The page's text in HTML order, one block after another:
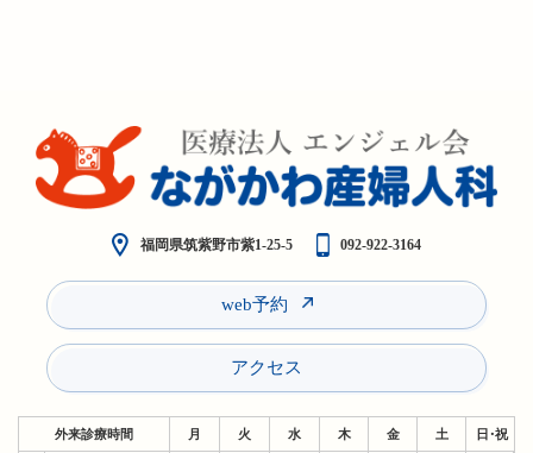
福岡県筑紫野市紫1-25-5 092-922-3164
web予約
アクセス
外来診療時間 月 火 水 木 金 土 日・祝